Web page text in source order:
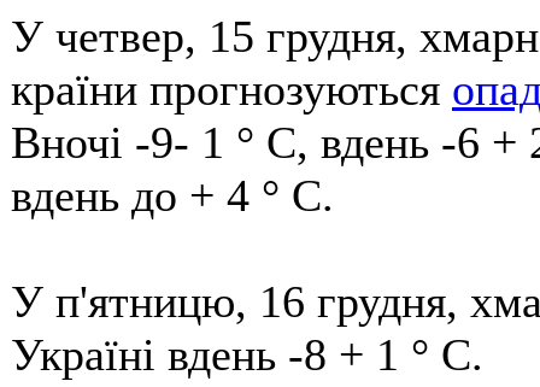
У четвер, 15 грудня,
країни прогнозуються
Вночі -9- 1 ° С, вдень -6 +
вдень до + 4 ° С.
У п'ятницю, 16 грудня,
Україні вдень -8 + 1 ° С.